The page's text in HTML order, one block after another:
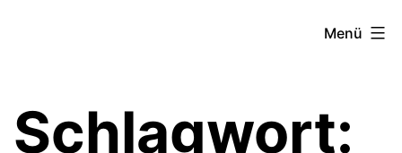
Menü
Schlagwort: